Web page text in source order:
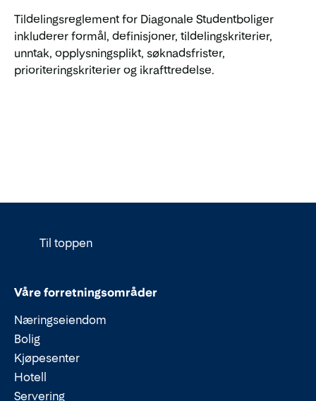
Tildelingsreglement for Diagonale Studentboliger
inkluderer formål, definisjoner, tildelingskriterier,
unntak, opplysningsplikt, søknadsfrister,
prioriteringskriterier og ikrafttredelse.
Til toppen
Våre forretningsområder
Næringseiendom
Bolig
Kjøpesenter
Hotell
Servering